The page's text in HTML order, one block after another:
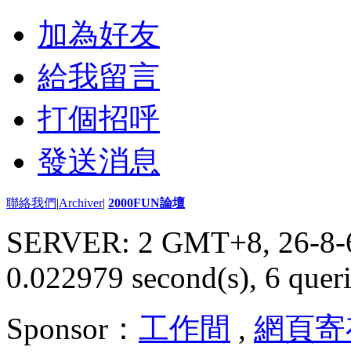
加為好友
給我留言
打個招呼
發送消息
聯絡我們|Archiver| 2000FUN論壇
SERVER: 2 GMT+8, 26-
0.022979 second(s), 6
Sponsor： 工作間 , 網頁